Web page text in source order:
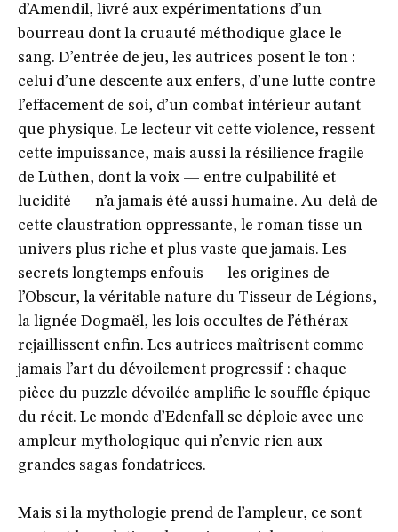
d’Amendil, livré aux expérimentations d’un
bourreau dont la cruauté méthodique glace le
sang. D’entrée de jeu, les autrices posent le ton :
celui d’une descente aux enfers, d’une lutte contre
l’effacement de soi, d’un combat intérieur autant
que physique. Le lecteur vit cette violence, ressent
cette impuissance, mais aussi la résilience fragile
de Lùthen, dont la voix — entre culpabilité et
lucidité — n’a jamais été aussi humaine. Au-delà de
cette claustration oppressante, le roman tisse un
univers plus riche et plus vaste que jamais. Les
secrets longtemps enfouis — les origines de
l’Obscur, la véritable nature du Tisseur de Légions,
la lignée Dogmaël, les lois occultes de l’éthérax —
rejaillissent enfin. Les autrices maîtrisent comme
jamais l’art du dévoilement progressif : chaque
pièce du puzzle dévoilée amplifie le souffle épique
du récit. Le monde d’Edenfall se déploie avec une
ampleur mythologique qui n’envie rien aux
grandes sagas fondatrices.
Mais si la mythologie prend de l’ampleur, ce sont